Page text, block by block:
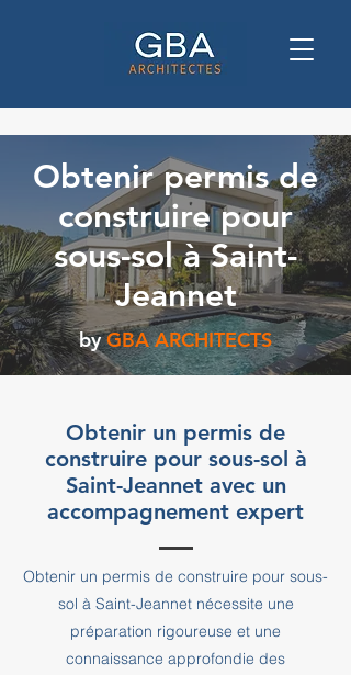
Obtenir permis de
construire pour
sous-sol à Saint-
Jeannet
by GBA ARCHITECTS
Obtenir un permis de
construire pour sous-sol à
Saint-Jeannet avec un
accompagnement expert
Obtenir un permis de construire pour sous-
sol à Saint-Jeannet nécessite une
préparation rigoureuse et une
connaissance approfondie des